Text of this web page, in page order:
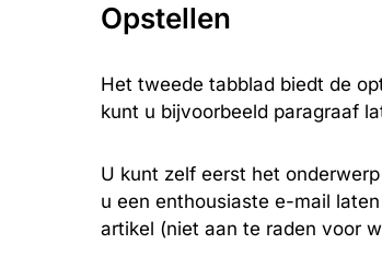
Opstellen
Het tweede tabblad biedt de
kunt u bijvoorbeeld paragraaf
U kunt zelf eerst het
u een enthousiaste e-mail
artikel (niet aan te raden voor